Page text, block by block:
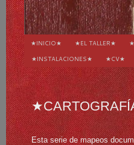
★INICIO★ ★EL TALLER★
★INSTALACIONES★
★CV★
Esta serie de mapeos